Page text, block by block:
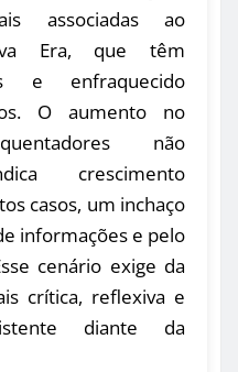
associadas ao
Era, que têm
e enfraquecido
O aumento no
não
crescimento
casos, um inchaço
informações e pelo
cenário exige da
crítica, reflexiva e
diante da